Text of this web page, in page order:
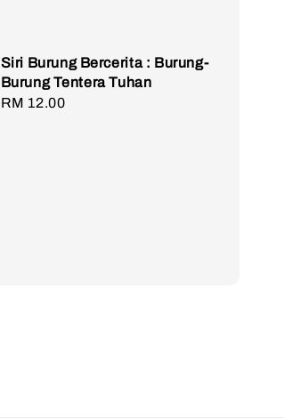
Siri Burung Bercerita : Burung-
Burung Tentera Tuhan
Regular
RM 12.00